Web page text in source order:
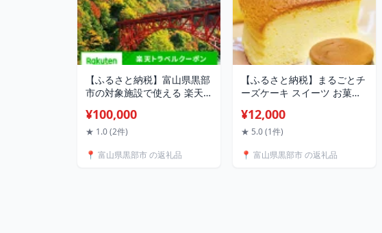
【ふるさと納税】富山県黒部
市の対象施設で使える 楽天
100,000円(クーポン30,000
円) 富山 北陸 宿泊 宿泊券
トラベル チケット 旅 宿 券
¥100,000
★ 1.0 (2件)
📍 富山県黒部市 の返礼品
【ふるさと納税】まるごとチ
ーズケーキ スイーツ お菓子
¥12,000
★ 5.0 (1件)
📍 富山県黒部市 の返礼品